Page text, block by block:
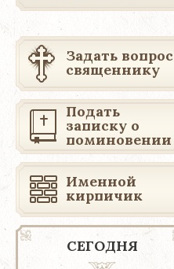
Задать вопрос
священнику
Подать
записку о
поминовении
Именной
кирпичик
СЕГОДНЯ